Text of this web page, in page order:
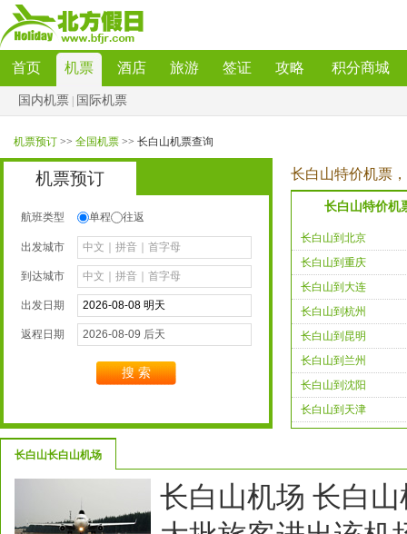
首页 机票 酒店 旅游 签证 攻略 积分商城
国内机票 国际机票
机票预订 >> 全国机票 >>长白山机票查询
机票预订
航班类型 单程 往返
出发城市
到达城市
出发日期
返程日期
搜索
长白山特价机票
长白山特价机
长白山到北京
长白山到重庆
长白山到大连
长白山到杭州
长白山到昆明
长白山到兰州
长白山到沈阳
长白山到天津
长白山长白山机场
长白山机场长白山